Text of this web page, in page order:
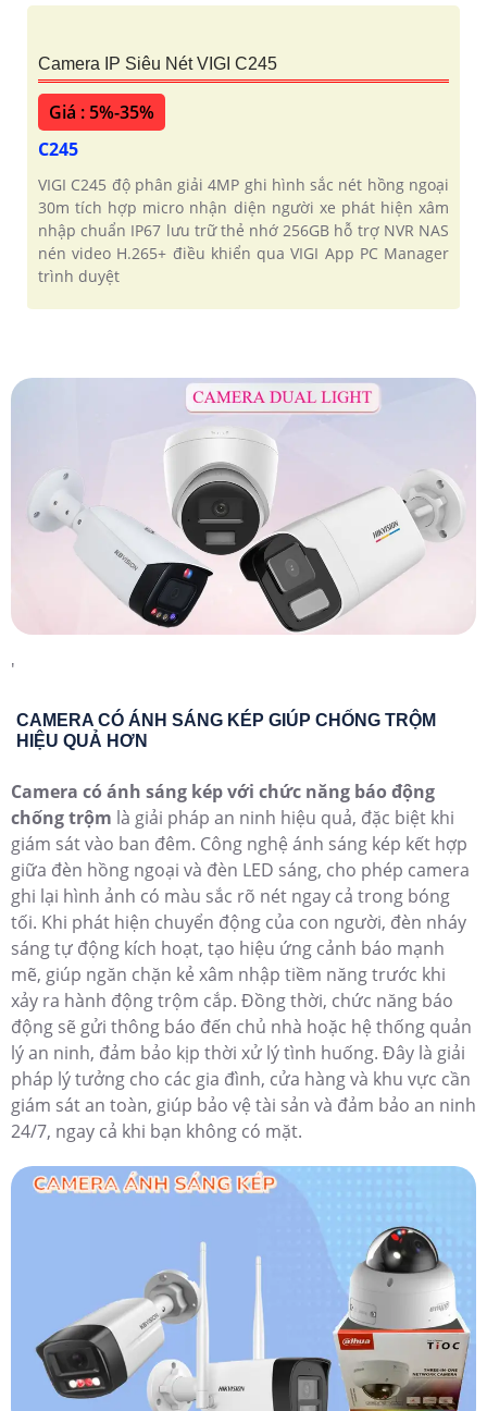
C485P
VIGI C485P Ultra HD 8MP sắc nét gấp 4 lần camera
thường nhận diện người phương tiện chính xác Full
Color 30m tích hợp micro ghi âm rõ ràng chuẩn IP67
chống nước vỏ kim loại chắc chắn cấp nguồn qua PoE
lưu trữ microSD 256GB nén H.265+ quản lý trên VIGI
App
Camera IP Siêu Nét VIGI C245
Giá : 5%-35%
C245
VIGI C245 độ phân giải 4MP ghi hình sắc nét hồng ngoại
30m tích hợp micro nhận diện người xe phát hiện xâm
nhập chuẩn IP67 lưu trữ thẻ nhớ 256GB hỗ trợ NVR NAS
nén video H.265+ điều khiển qua VIGI App PC Manager
trình duyệt